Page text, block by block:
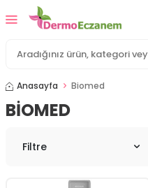
Anasayfa Biomed
BIOMED
Filtre